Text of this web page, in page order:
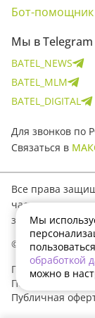
Бот-помощник
Мы в Telegram
BATEL_NEWS
BATEL_MLM
BATEL_DIGITAL
Для звонков по
Связаться в
Все права
частичное
запрещено.
© 2017–2026
Политика
Публичная
Мы
обработкой
можно в